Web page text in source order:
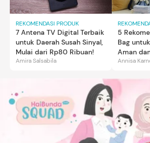
REKOMENDASI PRODUK
7 Antena TV Digital Terbaik
untuk Daerah Susah Sinyal,
Mulai dari Rp80 Ribuan!
Amira Salsabila
5
Bag
Aman
Annisa